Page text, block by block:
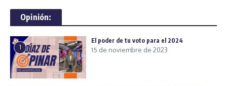
Opinión:
1
El poder de tu voto para el 2024
15 de noviembre de 2023